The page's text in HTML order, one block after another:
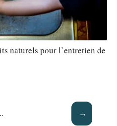
naturels pour l’entretien de